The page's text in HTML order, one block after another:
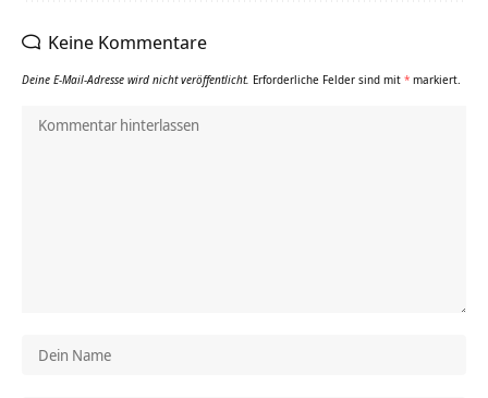
Keine Kommentare
Deine E-Mail-Adresse wird nicht veröffentlicht. Erforderliche Felder sind mit * markiert.